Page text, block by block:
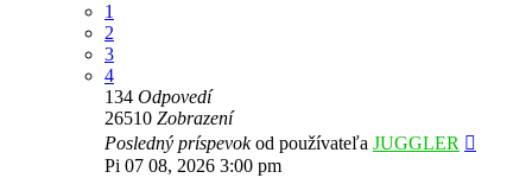
1
2
3
4
134 Odpovedí
26510 Zobrazení
Posledný príspevokod používateľa JUGGLER
Pi 07 08, 2026 3:00 pm